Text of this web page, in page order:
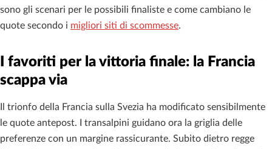
sono gli scenari per le possibili finaliste e come cambiano le
quote secondo i migliori siti di scommesse.
I favoriti per la vittoria finale: la Francia
scappa via
Il trionfo della Francia sulla Svezia ha modificato sensibilmente
le quote antepost. I transalpini guidano ora la griglia delle
preferenze con un margine rassicurante. Subito dietro regge